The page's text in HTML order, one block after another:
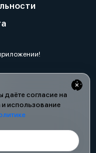
даёте согласие на
использование